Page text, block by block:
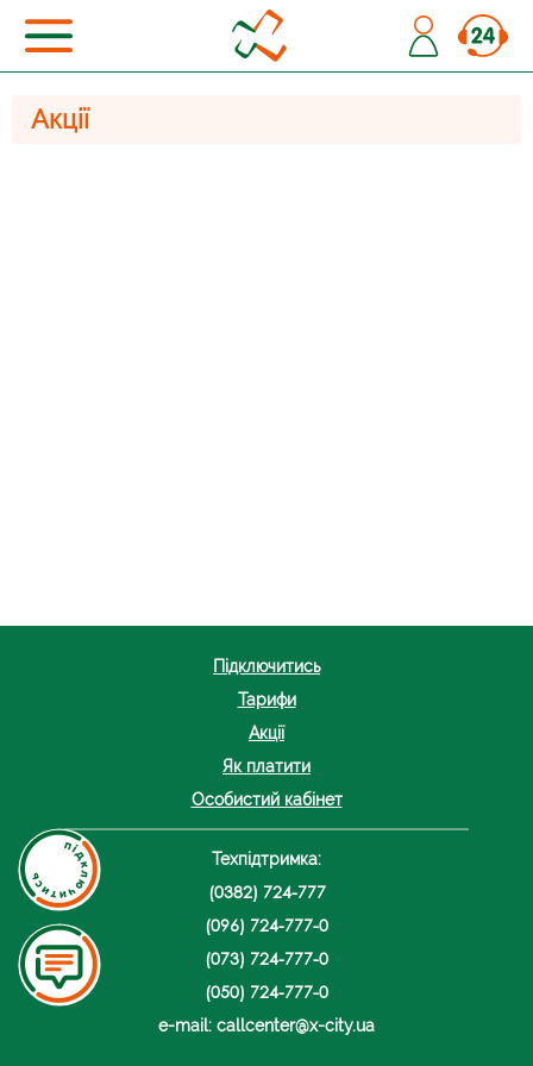
Акції
Підключитись
Тарифи
Акції
Як платити
Особистий кабінет
Техпідтримка:
(0382) 724-777
(096) 724-777-0
(073) 724-777-0
(050) 724-777-0
e-mail: callcenter@x-city.ua